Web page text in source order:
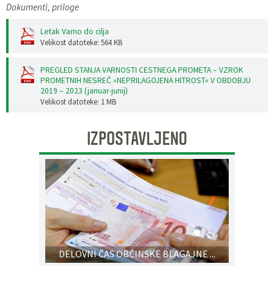
Dokumenti, priloge
Letak Varno do cilja
Velikost datoteke: 564 KB
PREGLED STANJA VARNOSTI CESTNEGA PROMETA – VZROK
PROMETNIH NESREČ »NEPRILAGOJENA HITROST« V OBDOBJU
2019 – 2023 (januar-junij)
Velikost datoteke: 1 MB
IZPOSTAVLJENO
DELOVNI ČAS OBČINSKE BLAGAJNE ...